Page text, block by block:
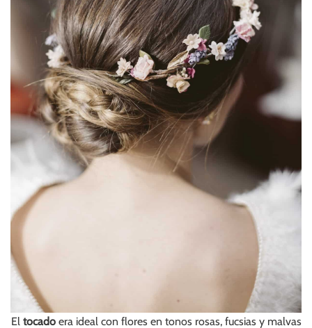
Eltocadoera ideal con flores en tonos rosas, fucsias y malvas